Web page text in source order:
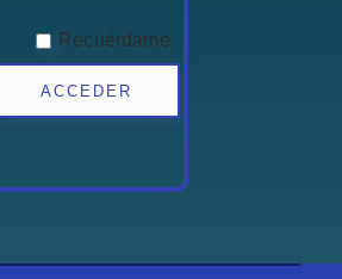
Recuérdame